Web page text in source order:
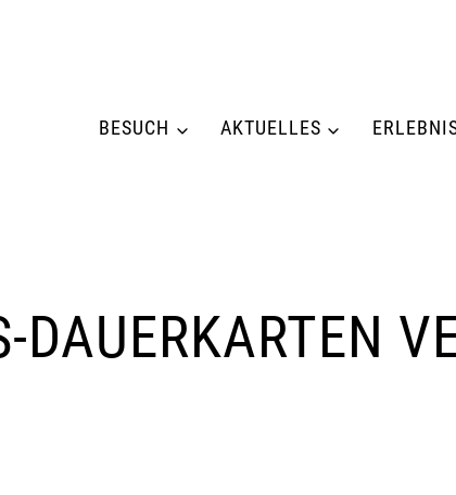
BESUCH AKTUELLES
DAUERKARTEN